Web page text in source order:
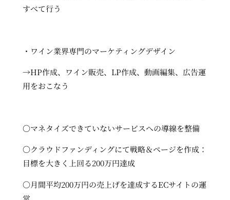
すべて行う
・ワイン業界専門のマーケティングデザイン
→HP作成、ワイン販売、LP作成、動画編集、広告運
用をおこなう
〇マネタイズできていないサービスへの導線を整備
〇クラウドファンディングにて戦略＆ページを作成：
目標を大きく上回る200万円達成
〇月間平均200万円の売上げを達成するECサイトの運